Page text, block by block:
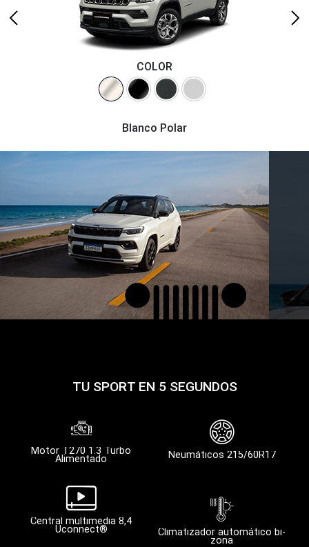
COLOR
Blanco Polar
TU SPORT EN 5 SEGUNDOS
Motor T270 1.3 Turbo
Alimentado Neumáticos 215/60R17
Central multimedia 8,4
Uconnect® Climatizador automático bi-
zona